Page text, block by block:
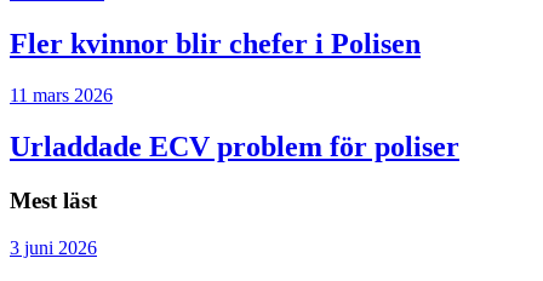
Fler kvinnor blir chefer i Polisen
11 mars 2026
Urladdade ECV problem för poliser
Mest läst
3 juni 2026